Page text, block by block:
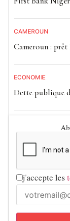
CAMEROUN
Cameroun : prêt
ECONOMIE
Dette publique
j'accepte les